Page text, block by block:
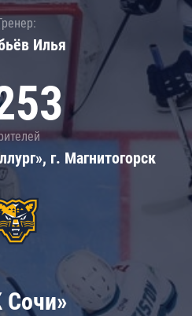
Илья
г. Магнитогорск
Сочи»